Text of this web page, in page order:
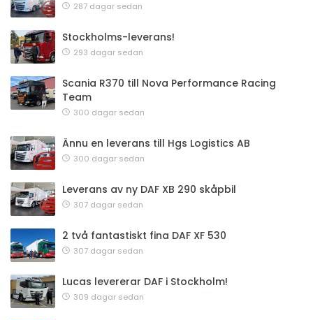
287 dagar sedan
Stockholms-leverans!
293 dagar sedan
Scania R370 till Nova Performance Racing
Team
300 dagar sedan
Ännu en leverans till Hgs Logistics AB
300 dagar sedan
Leverans av ny DAF XB 290 skåpbil
307 dagar sedan
2 två fantastiskt fina DAF XF 530
307 dagar sedan
Lucas levererar DAF i Stockholm!
309 dagar sedan